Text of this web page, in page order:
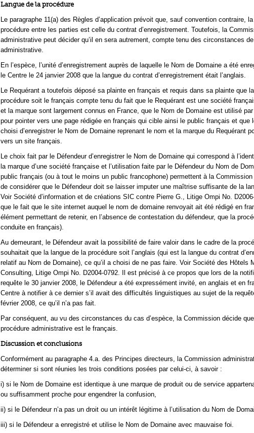
Langue de la procédure
Le paragraphe 11(a) des Règles d’application prévoit que, sauf convention contraire,
procédure entre les parties est celle du contrat d’enregistrement. Toutefois, la
administrative peut décider qu’il en sera autrement, compte tenu des circonstances
administrative.
En l’espèce, l’unité d’enregistrement auprès de laquelle le Nom de Domaine a été
le Centre le 24 janvier 2008 que la langue du contrat d’enregistrement était l’anglais.
Le Requérant a toutefois déposé sa plainte en français et requis dans sa plainte que
procédure soit le français compte tenu du fait que le Requérant est une société
et la marque sont largement connus en France, que le Nom de Domaine est utilisé
pour pointer vers une page rédigée en français qui cible ainsi le public français et que
choisi d’enregistrer le Nom de Domaine reprenant le nom et la marque du Requérant
vers un site français.
Le choix fait par le Défendeur d’enregistrer le Nom de Domaine qui correspond à
la marque d’une société française et l’utilisation faite par le Défendeur du Nom de
public français (ou à tout le moins un public francophone) permettent à la
de considérer que le Défendeur doit se laisser imputer une maîtrise suffisante de la
Voir Société d’information et de créations SIC contre Pierre G., Litige Ompi No.
que le fait que le site internet auquel le nom de domaine renvoyait ait été rédigé en
élément permettant de retenir, en l’absence de contestation du défendeur, que la
conduite en français).
Au demeurant, le Défendeur avait la possibilité de faire valoir dans le cadre de la
souhaitait que la langue de la procédure soit l’anglais (qui est la langue du contrat
relatif au Nom de Domaine), ce qu’il a choisi de ne pas faire. Voir Société des Hôtels
Consulting, Litige Ompi No. D2004-0792. Il est précisé à ce propos que lors de la
requête le 30 janvier 2008, le Défendeur a été expressément invité, en anglais et en
Centre à notifier à ce dernier s’il avait des difficultés linguistiques au sujet de la
février 2008, ce qu’il n’a pas fait.
Par conséquent, au vu des circonstances du cas d’espèce, la Commission décide
procédure administrative est le français.
Discussion et conclusions
Conformément au paragraphe 4.a. des Principes directeurs, la Commission
déterminer si sont réunies les trois conditions posées par celui-ci, à savoir :
i) si le Nom de Domaine est identique à une marque de produit ou de service
ou suffisamment proche pour engendrer la confusion,
ii) si le Défendeur n’a pas un droit ou un intérêt légitime à l’utilisation du Nom de
iii) si le Défendeur a enregistré et utilise le Nom de Domaine avec mauvaise foi.